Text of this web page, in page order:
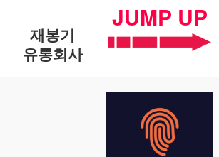
JUMP UP
재봉기
유통회사